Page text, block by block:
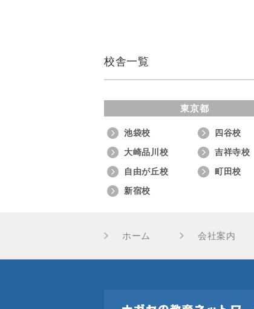
校舎一覧
東京都
池袋校
四谷校
大崎品川校
吉祥寺校
自由が丘校
町田校
新宿校
ホーム 会社案内